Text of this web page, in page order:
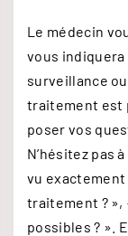
Le médecin
vous
surveillance
traitement est
poser vos
N’hésitez pas
vu exactement
traitement ? »,
possibles ? ».